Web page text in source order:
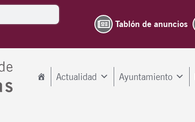
Tablón de anuncios
Actualidad Ayuntamiento